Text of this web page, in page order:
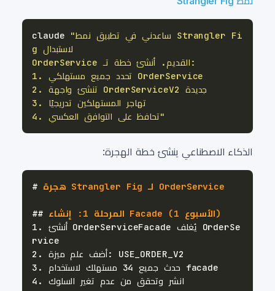
claude "ساعدني في تطبيق نمط Strangler Fi
4. تحافظ على التوافق العكسي"
الذكاء الاصطناعي ينشئ خطة الهجرة:
# هجرة Strangler Fig لـ OrderService
##
المرحلة 1: إنشاء Facade (الأسبوع 1)
1.
2.
3.
4.